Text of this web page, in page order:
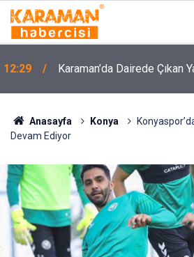
12:29 Karaman’da Dairede Çıkan
Anasayfa Konya
Devam Ediyor